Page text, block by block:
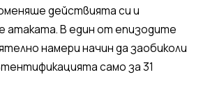
действията си и
атаката. В един от епизодите
намери начин да заобиколи
само за 31